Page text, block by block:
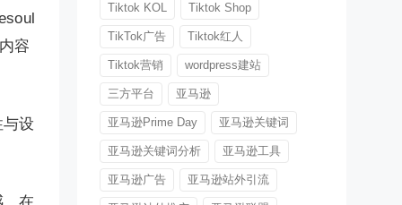
容
设
在
Tiktok KOL Tiktok Shop
TikTok广告 Tiktok红人
Tiktok营销 wordpress建站
三方平台 亚马逊
亚马逊Prime Day 亚马逊关键词
亚马逊关键词分析 亚马逊工具
亚马逊广告 亚马逊站外引流